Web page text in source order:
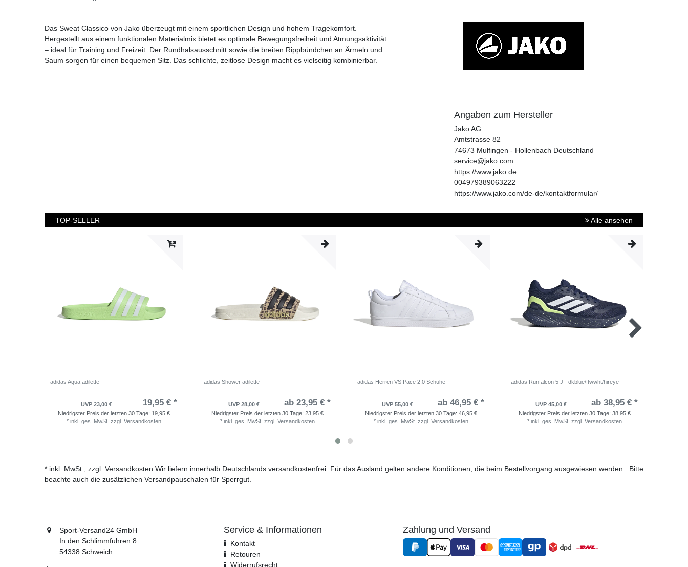
Das Sweat Classico von Jako überzeugt mit einem sportlichen Design und hohem Tragekomfort.
Hergestellt aus einem funktionalen Materialmix bietet es optimale Bewegungsfreiheit und Atmungsaktivität
– ideal für Training und Freizeit. Der Rundhalsausschnitt sowie die breiten Rippbündchen an Ärmeln und
Saum sorgen für einen bequemen Sitz. Das schlichte, zeitlose Design macht es vielseitig kombinierbar.
Angaben zum Hersteller
Jako AG
Amtstrasse 82
74673 Mulfingen - Hollenbach Deutschland
service@jako.com
https://www.jako.de
004979389063222
https://www.jako.com/de-de/kontaktformular/
TOP-SELLER Alle ansehen
adidas Aqua adilette
UVP 23,00 € 19,95 € *
Niedrigster Preis der letzten 30 Tage: 19,95 €
* inkl. ges. MwSt. zzgl. Versandkosten
adidas Shower adilette
UVP 28,00 € ab 23,95 € *
Niedrigster Preis der letzten 30 Tage: 23,95 €
* inkl. ges. MwSt. zzgl. Versandkosten
adidas Herren VS Pace 2.0 Schuhe
UVP 55,00 € ab 46,95 € *
Niedrigster Preis der letzten 30 Tage: 46,95 €
* inkl. ges. MwSt. zzgl. Versandkosten
adidas Runfalcon 5 J - dkblue/ftwwht/hireye
UVP 45,00 € ab 38,95 € *
Niedrigster Preis der letzten 30 Tage: 38,95 €
* inkl. ges. MwSt. zzgl. Versandkosten
* inkl. MwSt., zzgl. Versandkosten Wir liefern innerhalb Deutschlands versandkostenfrei. Für das Ausland gelten andere Konditionen, die beim Bestellvorgang ausgewiesen werden . Bitte
beachte auch die zusätzlichen Versandpauschalen für Sperrgut.
Sport-Versand24 GmbH
In den Schlimmfuhren 8
54338 Schweich
Service & Informationen
Kontakt
Retouren
Widerrufsrecht
Zahlung und Versand